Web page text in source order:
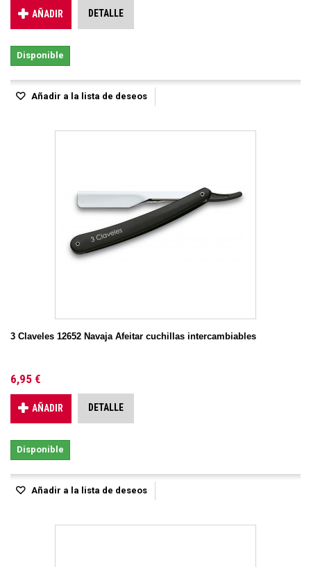
AÑADIR DETALLE
Disponible
Añadir a la lista de deseos
3 Claveles 12652 Navaja Afeitar cuchillas intercambiables
6,95 €
AÑADIR DETALLE
Disponible
Añadir a la lista de deseos